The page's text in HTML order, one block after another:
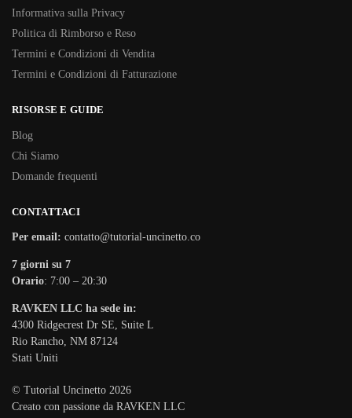
Informativa sulla Privacy
Politica di Rimborso e Reso
Termini e Condizioni di Vendita
Termini e Condizioni di Fatturazione
RISORSE E GUIDE
Blog
Chi Siamo
Domande frequenti
CONTATTACI
Per email: contatto@tutorial-uncinetto.co
7 giorni su 7
Orario: 7:00 – 20:30
RAVKEN LLC ha sede in:
4300 Ridgecrest Dr SE, Suite L
Rio Rancho, NM 87124
Stati Uniti
© Tutorial Uncinetto 2026
Creato con passione da RAVKEN LLC